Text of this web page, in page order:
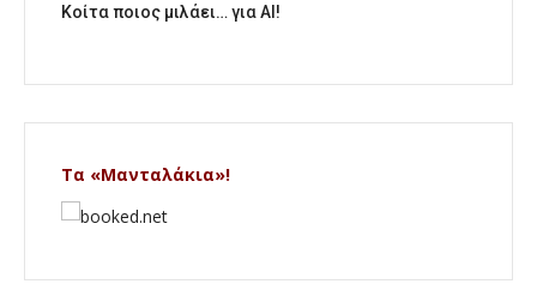
Κοίτα ποιος μιλάει… για AI!
Τα «Μανταλάκια»!